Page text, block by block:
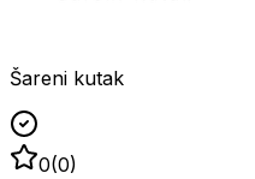
Šareni kutak
0(0)